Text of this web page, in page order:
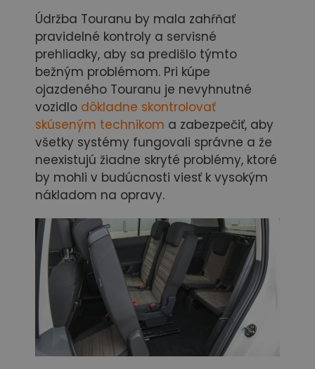
Údržba Touranu by mala zahŕňať
pravidelné kontroly a servisné
prehliadky, aby sa predišlo týmto
bežným problémom. Pri kúpe
ojazdeného Touranu je nevyhnutné
vozidlo dôkladne skontrolovať
skúseným technikom a zabezpečiť, aby
všetky systémy fungovali správne a že
neexistujú žiadne skryté problémy, ktoré
by mohli v budúcnosti viesť k vysokým
nákladom na opravy.